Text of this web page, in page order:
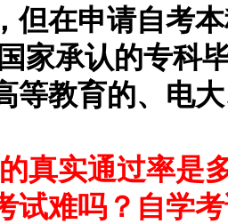
但在申请自考
家承认的专科
等教育的、电
真实通过率是
试难吗？自学